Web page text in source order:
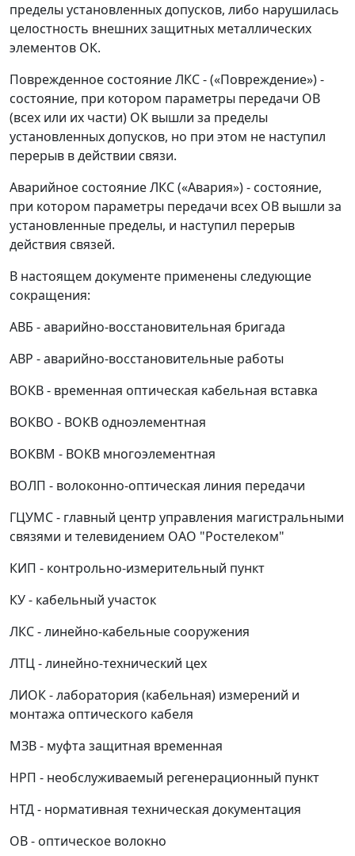
пределы установленных допусков, либо нарушилась
целостность внешних защитных металлических
элементов ОК.
Поврежденное состояние ЛКС - («Повреждение») -
состояние, при котором параметры передачи ОВ
(всех или их части) ОК вышли за пределы
установленных допусков, но при этом не наступил
перерыв в действии связи.
Аварийное состояние ЛКС («Авария») - состояние,
при котором параметры передачи всех ОВ вышли за
установленные пределы, и наступил перерыв
действия связей.
В настоящем документе применены следующие
сокращения:
АВБ - аварийно-восстановительная бригада
АВР - аварийно-восстановительные работы
ВОКВ - временная оптическая кабельная вставка
ВОКВО - ВОКВ одноэлементная
ВОКВМ - ВОКВ многоэлементная
ВОЛП - волоконно-оптическая линия передачи
ГЦУМС - главный центр управления магистральными
связями и телевидением ОАО "Ростелеком"
КИП - контрольно-измерительный пункт
КУ - кабельный участок
ЛКС - линейно-кабельные сооружения
ЛТЦ - линейно-технический цех
ЛИОК - лаборатория (кабельная) измерений и
монтажа оптического кабеля
МЗВ - муфта защитная временная
НРП - необслуживаемый регенерационный пункт
НТД - нормативная техническая документация
ОВ - оптическое волокно